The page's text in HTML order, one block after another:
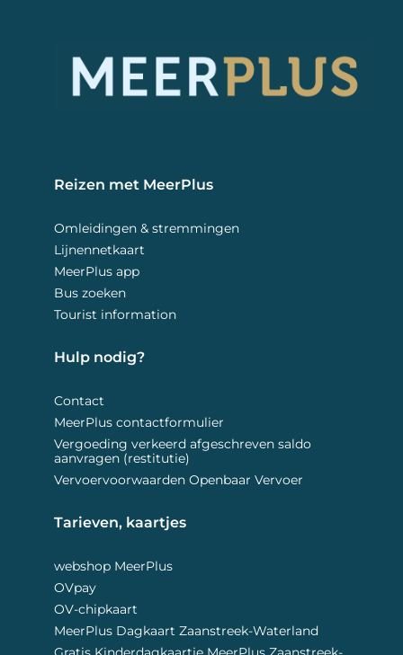
Reizen met MeerPlus
Omleidingen & stremmingen
Lijnennetkaart
MeerPlus app
Bus zoeken
Tourist information
Hulp nodig?
Contact
MeerPlus contactformulier
Vergoeding verkeerd afgeschreven saldo
aanvragen (restitutie)
Vervoervoorwaarden Openbaar Vervoer
Tarieven, kaartjes
webshop MeerPlus
OVpay
OV-chipkaart
MeerPlus Dagkaart Zaanstreek-Waterland